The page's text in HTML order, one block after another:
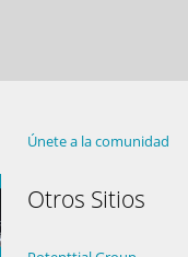
Únete a la comunidad
Otros Sitios